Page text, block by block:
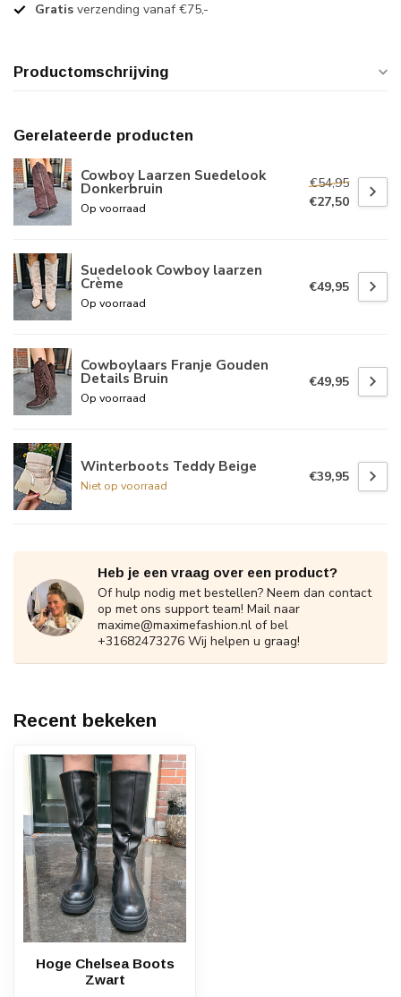
Gratis verzending vanaf €75,-
Productomschrijving
Gerelateerde producten
Cowboy Laarzen Suedelook
Donkerbruin
Op voorraad
€54,95
€27,50
Suedelook Cowboy laarzen
Crème
Op voorraad
€49,95
Cowboylaars Franje Gouden
Details Bruin
Op voorraad
€49,95
Winterboots Teddy Beige
Niet op voorraad
€39,95
Heb je een vraag over een product?
Of hulp nodig met bestellen? Neem dan contact
op met ons support team! Mail naar
maxime@maximefashion.nl of bel
+31682473276 Wij helpen u graag!
Recent bekeken
Hoge Chelsea Boots
Zwart